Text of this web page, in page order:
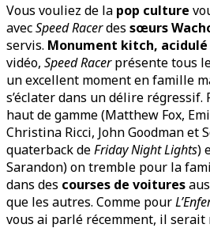
Vous vouliez de la pop culture
avecSpeed Racerdes sœurs
servis. Monument kitch, acidulé
vidéo, Speed Racerprésente tous
un excellent moment en famille
s’éclater dans un délire
haut de gamme (Matthew Fox,
Christina Ricci, John Goodman et
quaterback deFriday Night Lights)
Sarandon) on tremble pour la
dans des courses de voitures
que les autres. Comme pour
vous ai parlé récemment, il